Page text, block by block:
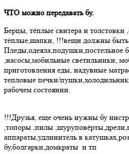
ЧТО можно передавать бу.
Берцы, тёплые свитера и
тёплые,шапки, !!!вещи должны
Пледы,одеяла,подушки,постельное
,насосы,мобильные светильники,
приготовления еды, надувные
тепловые печки/
рабочем
!!!Друзья, еще очень нужны бу
,топоры ,пилы
аппараты,удлинитель в